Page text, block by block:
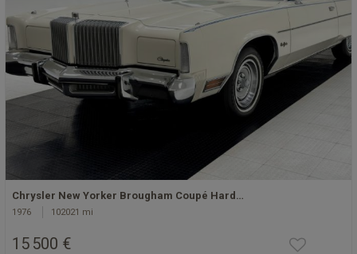
Chrysler New Yorker Brougham Coupé Hard…
1976 102021 mi
15 500 €